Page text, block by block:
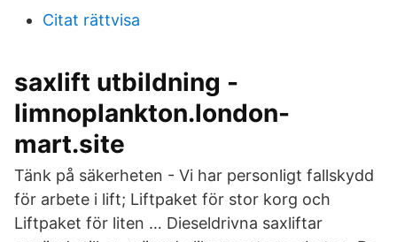
Citat rättvisa
saxlift utbildning -
limnoplankton.london-
mart.site
Tänk på säkerheten - Vi har personligt fallskydd
för arbete i lift; Liftpaket för stor korg och
Liftpaket för liten … Dieseldrivna saxliftar